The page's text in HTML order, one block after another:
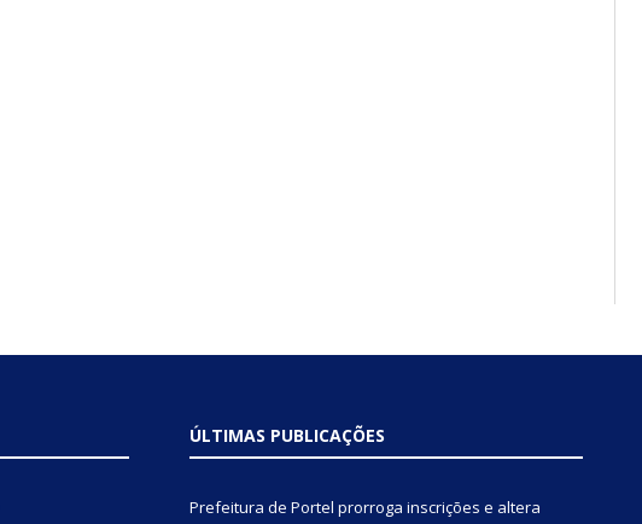
ÚLTIMAS PUBLICAÇÕES
Prefeitura de Portel prorroga inscrições e altera